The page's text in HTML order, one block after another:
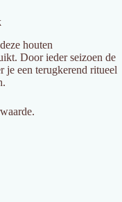
deze houten
Dooriederseizoen de
je een terugkerend ritueel
.